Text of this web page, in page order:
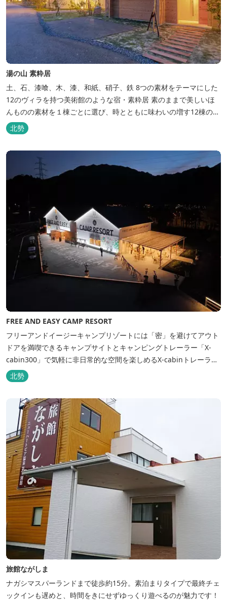
湯の山 素粋居
土、石、漆喰、木、漆、和紙、硝子、鉄 8つの素材をテーマにした
12のヴィラを持つ美術館のような宿・素粋居 素のままで美しいほ
んものの素材を１棟ごとに選び、時とともに味わいの増す12棟のヴ
ィラをつくりました。現代美術・工芸・古美術・アンティークをし
つらえた空間は、 とびきり居心地が良い美術館のよう。次はあのヴ
す。 「そ...
北勢
FREE AND EASY CAMP RESORT
フリーアンドイージーキャンプリゾートには「密」を避けてアウト
ドアを満喫できるキャンプサイトとキャンピングトレーラー「X-
cabin300」で気軽に非日常的な空間を楽しめるX-cabinトレーラー
サイト、日帰り手ぶらBBQやドッグラン・ドッグサロン、貸切サウ
ナ施設などを完備、キャンプしながら併設している片岡温泉「アク
アイグニス」の入浴利用もできるキャンプリゾートです。
北勢
旅館ながしま
ナガシマスパーランドまで徒歩約15分。素泊まりタイプで最終チェ
ックインも遅めと、時間をきにせずゆっくり遊べるのが魅力です！